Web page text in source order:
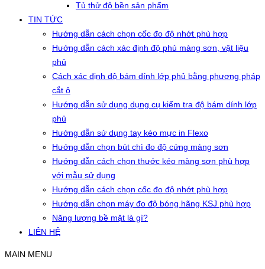
Tủ thử độ bền sản phẩm
TIN TỨC
Hướng dẫn cách chọn cốc đo độ nhớt phù hợp
Hướng dẫn cách xác định độ phủ màng sơn, vật liệu
phủ
Cách xác định độ bám dính lớp phủ bằng phương pháp
cắt ô
Hướng dẫn sử dụng dụng cụ kiểm tra độ bám dính lớp
phủ
Hướng dẫn sử dụng tay kéo mực in Flexo
Hướng dẫn chọn bút chì đo độ cứng màng sơn
Hướng dẫn cách chọn thước kéo màng sơn phù hợp
với mẫu sử dụng
Hướng dẫn cách chọn cốc đo độ nhớt phù hợp
Hướng dẫn chọn máy đo độ bóng hãng KSJ phù hợp
Năng lượng bề mặt là gì?
LIÊN HỆ
MAIN MENU